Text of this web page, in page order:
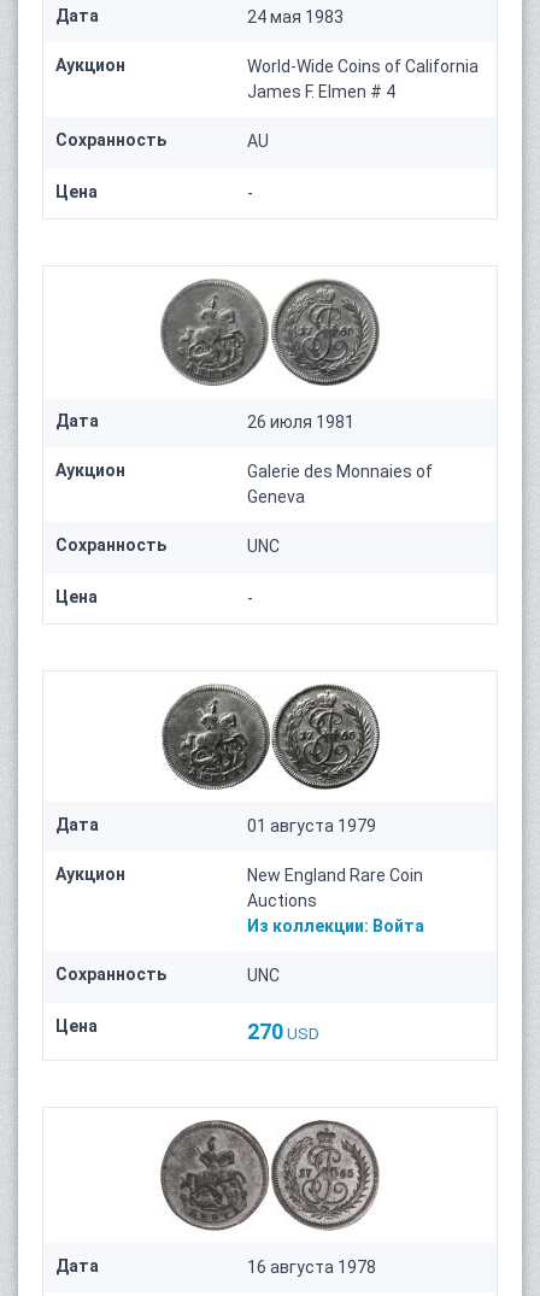
Дата 24 мая 1983
Аукцион
World-Wide Coins of California
James F. Elmen # 4
Сохранность AU
Цена -
Дата 26 июля 1981
Аукцион
Galerie des Monnaies of
Geneva
Сохранность UNC
Цена -
Дата 01 августа 1979
Аукцион
New England Rare Coin
Auctions
Из коллекции: Войта
Сохранность UNC
Цена 270 USD
Дата 16 августа 1978